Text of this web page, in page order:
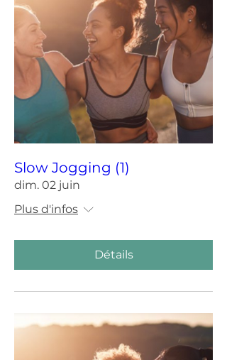
Slow Jogging (1)
dim. 02 juin
Plus d'infos
Détails